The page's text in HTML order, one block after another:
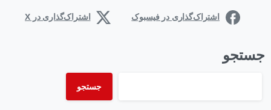
اشتراک‌گذاری در فیسبوک اشتراک‌گذاری در X
جستجو
جستجو